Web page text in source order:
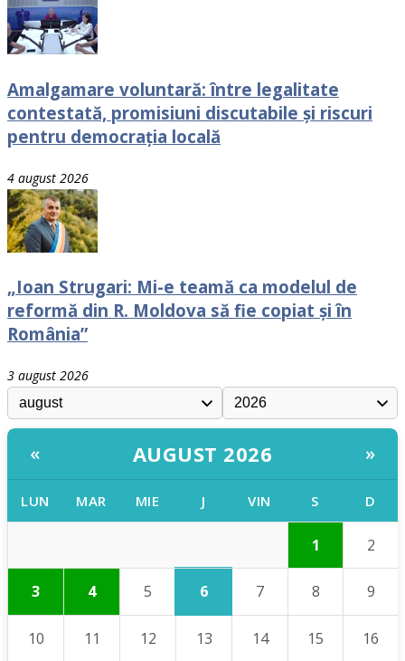
Amalgamare voluntară: între legalitate
contestată, promisiuni discutabile și riscuri
pentru democrația locală
4 august 2026
„Ioan Strugari: Mi-e teamă ca modelul de
reformă din R. Moldova să fie copiat și în
România”
3 august 2026
« AUGUST 2026 »
LUN MAR MIE J VIN S D
1 2
3 4 5 6 7 8 9
10 11 12 13 14 15 16